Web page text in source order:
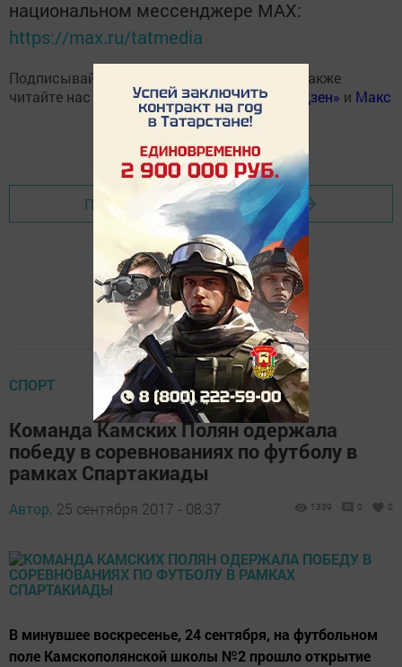
национальном мессенджере MАХ:
https://max.ru/tatmedia
Подписывайтесь на наш
, а также
читайте нас
Вконтакте,Одноклассниках «Дзен» и Макс
Перейти на страницу новости
СПОРТ
Команда Камских Полян одержала
победу в соревнованиях по футболу в
рамках Спартакиады
Автор, 25 сентября 2017 - 08:37 1339 0 0
В минувшее воскресенье, 24 сентября, на футбольном
поле Камскополянской школы №2 прошло открытие